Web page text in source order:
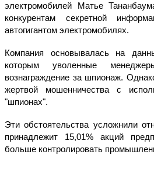
электромобилей Матье
конкурентам секретной
автогигантом электромобилях.
Компания основывалась на
которым уволенные
вознаграждение за шпионаж.
жертвой мошенничества с
"шпионах".
Эти обстоятельства усложнили
принадлежит 15,01% акций
больше контролировать